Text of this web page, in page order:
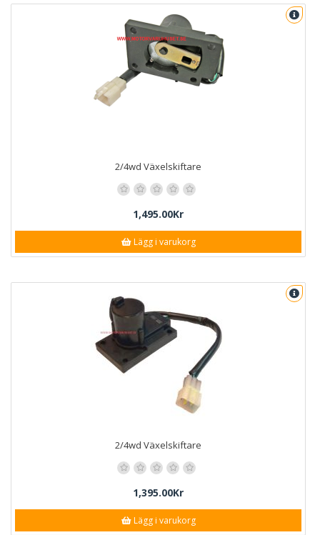
2/4wd Växelskiftare
1,495.00Kr
Lägg i varukorg
2/4wd Växelskiftare
1,395.00Kr
Lägg i varukorg